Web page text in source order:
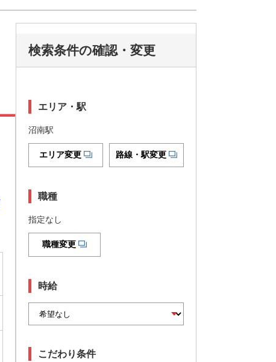
検索条件の確認・変更
エリア・駅
沼南駅
エリア変更 路線・駅変更
職種
指定なし
職種変更
時給
こだわり条件